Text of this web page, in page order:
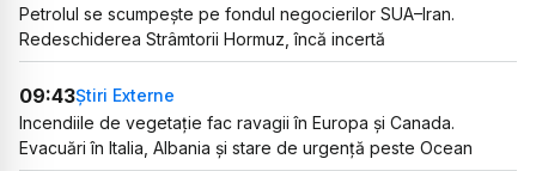
Petrolul se scumpește pe fondul negocierilor SUA–Iran.
Redeschiderea Strâmtorii Hormuz, încă incertă
09:43Știri Externe
Incendiile de vegetație fac ravagii în Europa și Canada.
Evacuări în Italia, Albania și stare de urgență peste Ocean